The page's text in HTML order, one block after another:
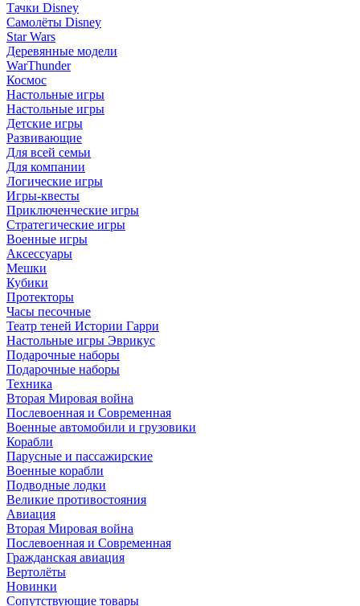
Тачки Disney
Самолёты Disney
Star Wars
Деревянные модели
WarThunder
Космос
Настольные игры
Настольные игры
Детские игры
Развивающие
Для всей семьи
Для компании
Логические игры
Игры-квесты
Приключенческие игры
Стратегические игры
Военные игры
Аксессуары
Мешки
Кубики
Протекторы
Часы песочные
Театр теней Истории Гарри
Настольные игры Эврикус
Подарочные наборы
Подарочные наборы
Техника
Вторая Мировая война
Послевоенная и Современная
Военные автомобили и грузовики
Корабли
Парусные и пассажирские
Военные корабли
Подводные лодки
Великие противостояния
Авиация
Вторая Мировая война
Послевоенная и Современная
Гражданская авиация
Вертолёты
Новинки
Сопутствующие товары